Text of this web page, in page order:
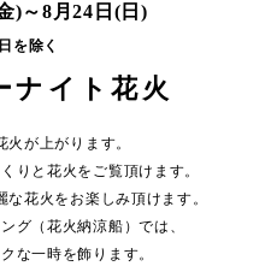
)～8月24日(日)
を除く
ナイト花火
が上がります。
りと花火をご覧頂けます。
花火をお楽しみ頂けます。
グ（花火納涼船）では、
な一時を飾ります。